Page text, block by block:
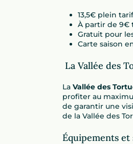
13,5€ plein
À partir de 9€
Gratuit pour
Carte saison
La Vallée des
La Vallée des
profiter au
de garantir une
de la Vallée des
Équipements et